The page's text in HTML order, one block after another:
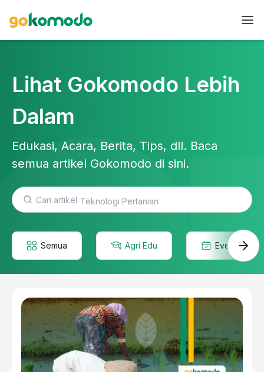
Lihat Gokomodo Lebih
Dalam
Edukasi, Acara, Berita, Tips, dll. Baca
semua artikel Gokomodo di sini.
Teknologi Pertanian
Semua Agri Edu Event